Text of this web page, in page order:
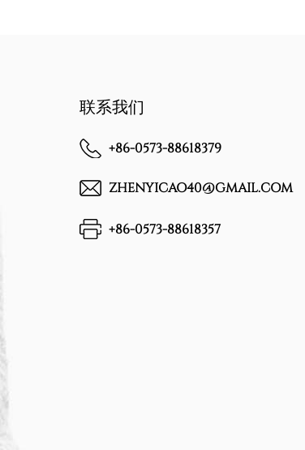
联系我们
+86-0573-88618379
ZHENYICAO40@GMAIL.COM
+86-0573-88618357